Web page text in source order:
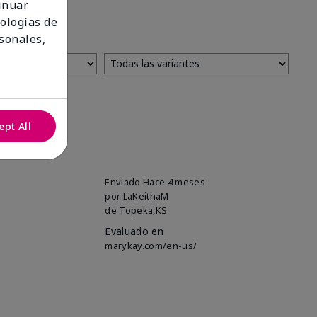
Enviado Hace 4 meses
por LaKeithaM
de Topeka,KS
Evaluado en
marykay.com/en-us/
de
All